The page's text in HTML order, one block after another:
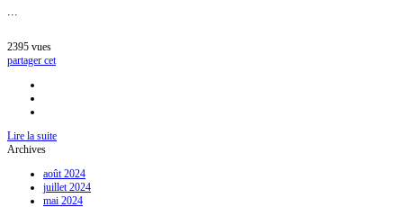
2395 vues
partager cet
Lire la suite
Archives
août 2024
juillet 2024
mai 2024